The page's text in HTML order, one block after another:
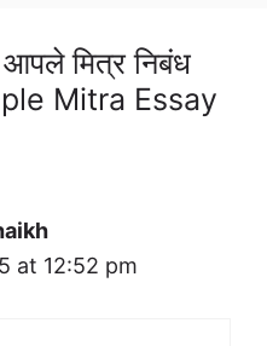
मित्र निबंध
Mitra Essay
at 12:52 pm